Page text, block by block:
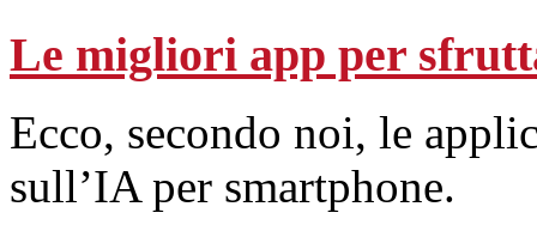
Le migliori app per
Ecco, secondo noi, le
sull’IA per smartphone.